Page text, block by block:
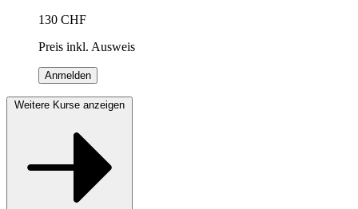
130 CHF
Preis inkl. Ausweis
Anmelden
Weitere Kurse anzeigen